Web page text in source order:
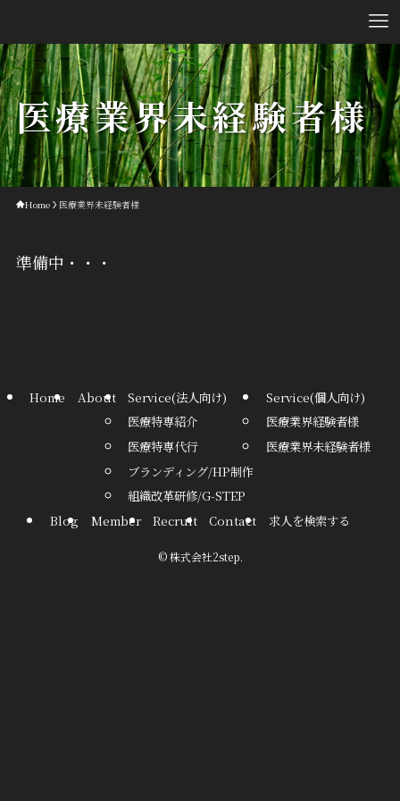
医療業界未経験者様
Home 医療業界未経験者様
準備中・・・
Home About
Service(法人向け)
医療特専紹介
医療特専代行
ブランディング/HP制作
組織改革研修/G-STEP
Service(個人向け)
医療業界経験者様
医療業界未経験者様
Blog Member Recruit Contact 求人を検索する
©株式会社2step.